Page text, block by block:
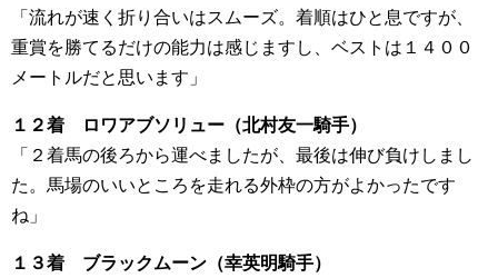
「流れが速く折り合いはスムーズ。着順はひと息ですが、
重賞を勝てるだけの能力は感じますし、ベストは１４００
メートルだと思います」
１２着 ロワアブソリュー（北村友一騎手）
「２着馬の後ろから運べましたが、最後は伸び負けしまし
た。馬場のいいところを走れる外枠の方がよかったです
ね」
１３着 ブラックムーン（幸英明騎手）